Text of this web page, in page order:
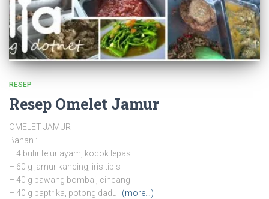
RESEP
Resep Omelet Jamur
OMELET JAMUR
Bahan :
– 4 butir telur ayam, kocok lepas
– 60 g jamur kancing, iris tipis
– 40 g bawang bombai, cincang
– 40 g paptrika, potong dadu
(more…)